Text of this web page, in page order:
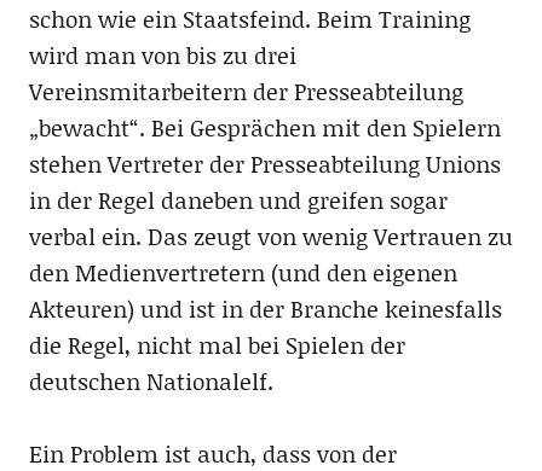
schon wie ein Staatsfeind. Beim Training
wird man von bis zu drei
Vereinsmitarbeitern der Presseabteilung
„bewacht“. Bei Gesprächen mit den Spielern
stehen Vertreter der Presseabteilung Unions
in der Regel daneben und greifen sogar
verbal ein. Das zeugt von wenig Vertrauen zu
den Medienvertretern (und den eigenen
Akteuren) und ist in der Branche keinesfalls
die Regel, nicht mal bei Spielen der
deutschen Nationalelf.
Ein Problem ist auch, dass von der